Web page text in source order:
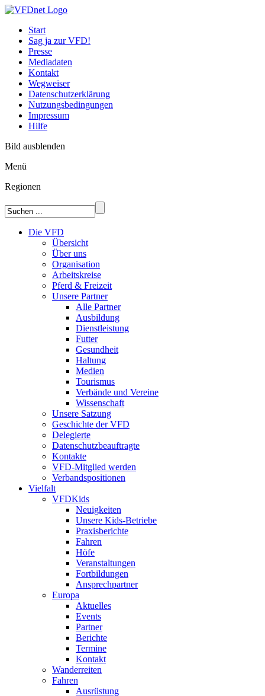
Start
Sag ja zur VFD!
Presse
Mediadaten
Kontakt
Wegweiser
Datenschutzerklärung
Nutzungsbedingungen
Impressum
Hilfe
Bild ausblenden
Menü
Regionen
Die VFD
Übersicht
Über uns
Organisation
Arbeitskreise
Pferd & Freizeit
Unsere Partner
Alle Partner
Ausbildung
Dienstleistung
Futter
Gesundheit
Haltung
Medien
Tourismus
Verbände und Vereine
Wissenschaft
Unsere Satzung
Geschichte der VFD
Delegierte
Datenschutzbeauftragte
Kontakte
VFD-Mitglied werden
Verbandspositionen
Vielfalt
VFDKids
Neuigkeiten
Unsere Kids-Betriebe
Praxisberichte
Fahren
Höfe
Veranstaltungen
Fortbildungen
Ansprechpartner
Europa
Aktuelles
Events
Partner
Berichte
Termine
Kontakt
Wanderreiten
Fahren
Ausrüstung